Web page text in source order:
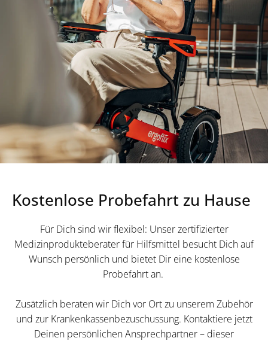
Kostenlose Probefahrt zu Hause
Für Dich sind wir flexibel: Unser zertifizierter
Medizinprodukteberater für Hilfsmittel besucht Dich auf
Wunsch persönlich und bietet Dir eine kostenlose
Probefahrt an.
Zusätzlich beraten wir Dich vor Ort zu unserem Zubehör
und zur Krankenkassenbezuschussung. Kontaktiere jetzt
Deinen persönlichen Ansprechpartner – dieser